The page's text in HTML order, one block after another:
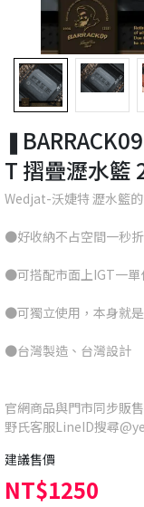
T 摺疊瀝水籃
Wedjat-沃婕特 瀝水籃
●好收納不占空間一秒
●可搭配市面上IGT一單
●可獨立使用，本身就
●台灣製造、台灣設計
官網商品與門市同步販
野氏客服LineID搜尋
建議售價
NT$1250